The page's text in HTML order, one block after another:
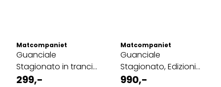
Matcompaniet
Guanciale
Stagionato in tranci
(bit ca 250g), Viani
299,-
Matcompaniet
Guanciale
Stagionato, Edizioni
Franchi 1,5kg
990,-